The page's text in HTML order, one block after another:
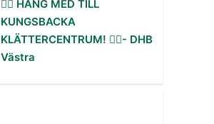
🧗‍♀️ HÄNG MED TILL
KUNGSBACKA
KLÄTTERCENTRUM! 🧗‍♂️- DHB
Västra